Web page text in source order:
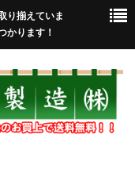
り揃えていま
かります！